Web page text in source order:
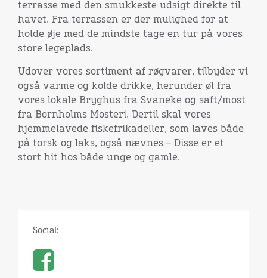
terrasse med den smukkeste udsigt direkte til
havet. Fra terrassen er der mulighed for at
holde øje med de mindste tage en tur på vores
store legeplads.
Udover vores sortiment af røgvarer, tilbyder vi
også varme og kolde drikke, herunder øl fra
vores lokale Bryghus fra Svaneke og saft/most
fra Bornholms Mosteri. Dertil skal vores
hjemmelavede fiskefrikadeller, som laves både
på torsk og laks, også nævnes – Disse er et
stort hit hos både unge og gamle.
Social: